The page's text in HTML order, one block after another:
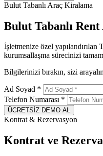
Bulut Tabanlı Araç Kiralama
Bulut Tabanlı Rent
İşletmenize özel
kurumsallaşma sürecinizi
Bilgilerinizi bırakın, sizi
Ad Soyad *
Telefon Numarası *
ÜCRETSİZ DEMO AL
Kontrat & Rezervasyon
Kontrat ve